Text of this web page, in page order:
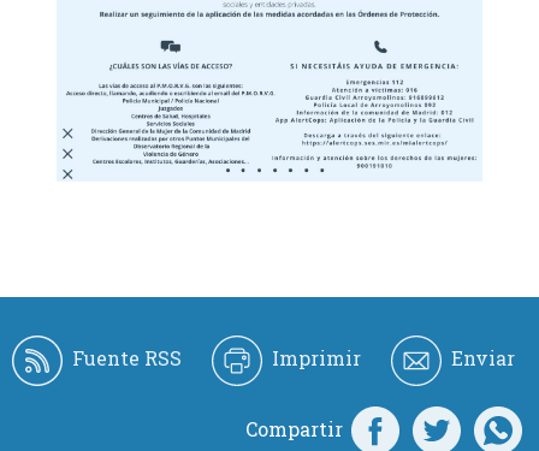
Fuente RSS Imprimir Enviar
Compartir